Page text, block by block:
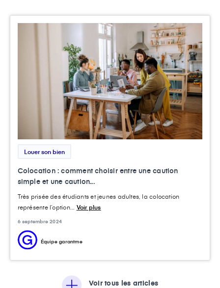
Louer son bien
Colocation : comment choisir entre une caution
simple et une caution...
Très prisée des étudiants et jeunes adultes, la colocation
représente l’option... Voir plus
6 septembre 2024
Équipe garantme
Voir tous les articles